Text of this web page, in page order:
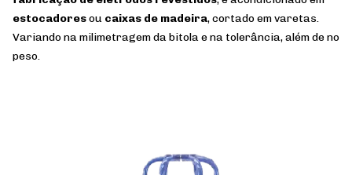
estocadoresou caixas de madeira, cortado em varetas.
Variando na milimetragem da bitola e na tolerância, além de no
peso.